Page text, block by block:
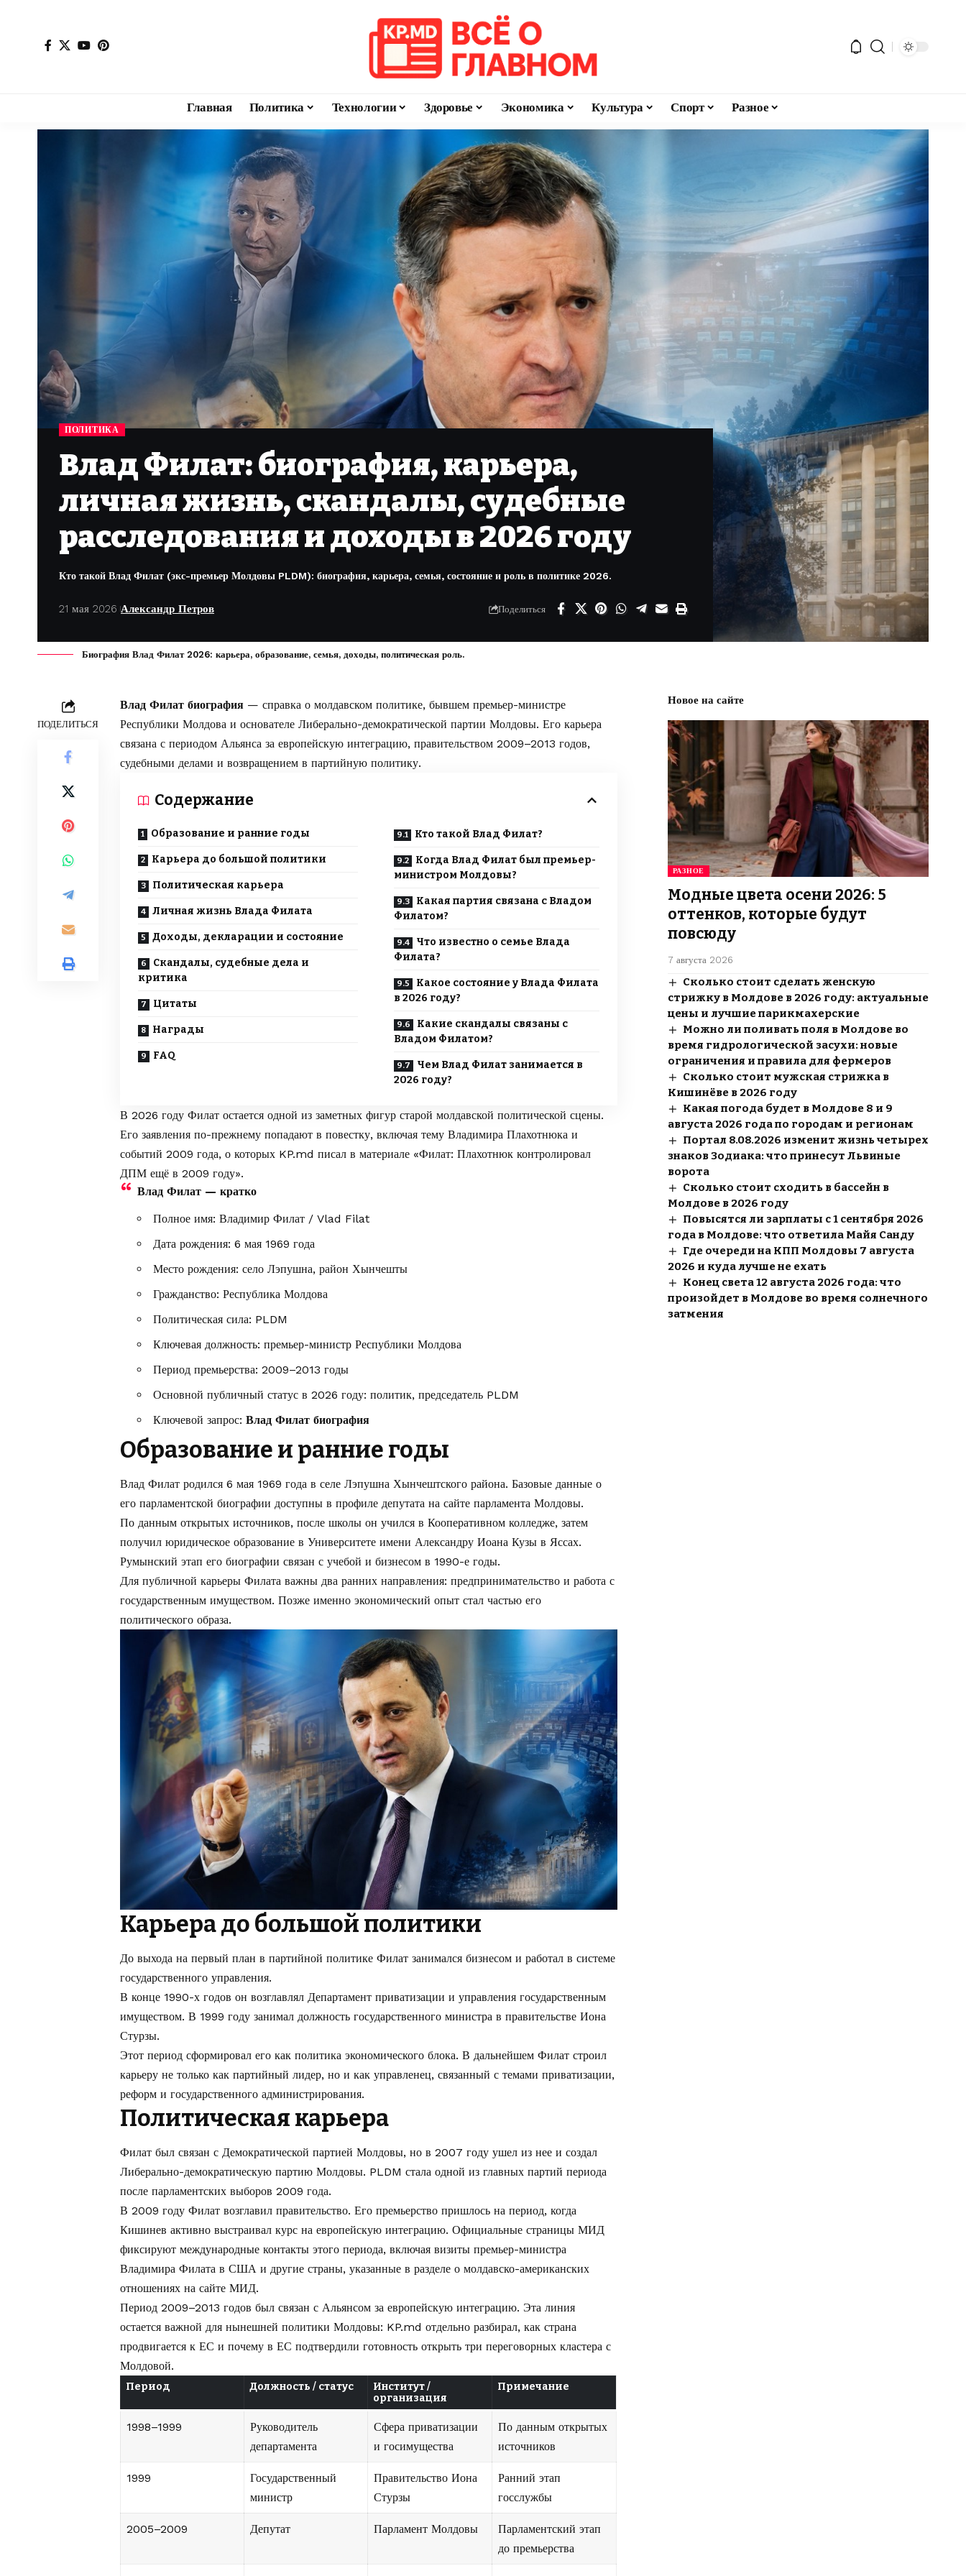
Главная Политика Технологии Здоровье Экономика Культура Спорт Разное
ПОЛИТИКА
Влад Филат: биография, карьера,
личная жизнь, скандалы, судебные
расследования и доходы в 2026 году
Кто такой Влад Филат (экс-премьер Молдовы PLDM): биография, карьера, семья, состояние и роль в политике 2026.
21 мая 2026 Александр Петров Поделиться
Биография Влад Филат 2026: карьера, образование, семья, доходы, политическая роль.
ПОДЕЛИТЬСЯ
Влад Филат биография — справка о молдавском политике, бывшем премьер-министре
Республики Молдова и основателе Либерально-демократической партии Молдовы. Его карьера
связана с периодом Альянса за европейскую интеграцию, правительством 2009–2013 годов,
судебными делами и возвращением в партийную политику.
Содержание
Образование и ранние годы
Карьера до большой политики
Политическая карьера
Личная жизнь Влада Филата
Доходы, декларации и состояние
Скандалы, судебные дела и
критика
Цитаты
Награды
FAQ
Кто такой Влад Филат?
Когда Влад Филат был премьер-
министром Молдовы?
Какая партия связана с Владом
Филатом?
Что известно о семье Влада
Филата?
Какое состояние у Влада Филата
в 2026 году?
Какие скандалы связаны с
Владом Филатом?
Чем Влад Филат занимается в
2026 году?
В 2026 году Филат остается одной из заметных фигур старой молдавской политической сцены.
Его заявления по-прежнему попадают в повестку, включая тему Владимира Плахотнюка и
событий 2009 года, о которых KP.md писал в материале «Филат: Плахотнюк контролировал
ДПМ ещё в 2009 году».
Влад Филат — кратко
Полное имя: Владимир Филат / Vlad Filat
Дата рождения: 6 мая 1969 года
Место рождения: село Лэпушна, район Хынчешты
Гражданство: Республика Молдова
Политическая сила: PLDM
Ключевая должность: премьер-министр Республики Молдова
Период премьерства: 2009–2013 годы
Основной публичный статус в 2026 году: политик, председатель PLDM
Ключевой запрос: Влад Филат биография
Образование и ранние годы
Влад Филат родился 6 мая 1969 года в селе Лэпушна Хынчештского района. Базовые данные о
его парламентской биографии доступны в профиле депутата на сайте парламента Молдовы.
По данным открытых источников, после школы он учился в Кооперативном колледже, затем
получил юридическое образование в Университете имени Александру Иоана Кузы в Яссах.
Румынский этап его биографии связан с учебой и бизнесом в 1990-е годы.
Для публичной карьеры Филата важны два ранних направления: предпринимательство и работа с
государственным имуществом. Позже именно экономический опыт стал частью его
политического образа.
Карьера до большой политики
До выхода на первый план в партийной политике Филат занимался бизнесом и работал в системе
государственного управления.
В конце 1990-х годов он возглавлял Департамент приватизации и управления государственным
имуществом. В 1999 году занимал должность государственного министра в правительстве Иона
Стурзы.
Этот период сформировал его как политика экономического блока. В дальнейшем Филат строил
карьеру не только как партийный лидер, но и как управленец, связанный с темами приватизации,
реформ и государственного администрирования.
Политическая карьера
Филат был связан с Демократической партией Молдовы, но в 2007 году ушел из нее и создал
Либерально-демократическую партию Молдовы. PLDM стала одной из главных партий периода
после парламентских выборов 2009 года.
В 2009 году Филат возглавил правительство. Его премьерство пришлось на период, когда
Кишинев активно выстраивал курс на европейскую интеграцию. Официальные страницы МИД
фиксируют международные контакты этого периода, включая визиты премьер-министра
Владимира Филата в США и другие страны, указанные в разделе о молдавско-американских
отношениях на сайте МИД.
Период 2009–2013 годов был связан с Альянсом за европейскую интеграцию. Эта линия
остается важной для нынешней политики Молдовы: KP.md отдельно разбирал, как страна
продвигается к ЕС и почему в ЕС подтвердили готовность открыть три переговорных кластера с
Молдовой.
Период Должность / статус
Институт /
организация
Примечание
1998–1999
Руководитель
департамента
Сфера приватизации
и госимущества
По данным открытых
источников
1999
Государственный
министр
Правительство Иона
Стурзы
Ранний этап
госслужбы
2005–2009 Депутат Парламент Молдовы
Парламентский этап
до премьерства
Новое на сайте
РАЗНОЕ
Модные цвета осени 2026: 5
оттенков, которые будут
повсюду
7 августа 2026
Сколько стоит сделать женскую
стрижку в Молдове в 2026 году: актуальные
цены и лучшие парикмахерские
Можно ли поливать поля в Молдове во
время гидрологической засухи: новые
ограничения и правила для фермеров
Сколько стоит мужская стрижка в
Кишинёве в 2026 году
Какая погода будет в Молдове 8 и 9
августа 2026 года по городам и регионам
Портал 8.08.2026 изменит жизнь четырех
знаков Зодиака: что принесут Львиные
ворота
Сколько стоит сходить в бассейн в
Молдове в 2026 году
Повысятся ли зарплаты с 1 сентября 2026
года в Молдове: что ответила Майя Санду
Где очереди на КПП Молдовы 7 августа
2026 и куда лучше не ехать
Конец света 12 августа 2026 года: что
произойдет в Молдове во время солнечного
затмения